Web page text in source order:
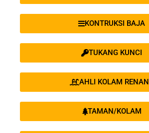
KONTRUKSI BAJA
TUKANG KUNCI
AHLI KOLAM
TAMAN/KOLAM